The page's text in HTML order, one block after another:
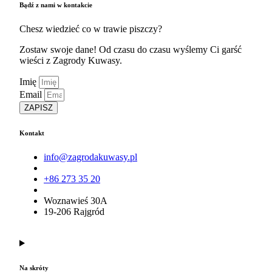
Bądź z nami w kontakcie
Chesz wiedzieć co w trawie piszczy?
Zostaw swoje dane! Od czasu do czasu wyślemy Ci garść
wieści z Zagrody Kuwasy.
Imię
Email
ZAPISZ
Kontakt
info@zagrodakuwasy.pl
+86 273 35 20
Woznawieś 30A
19-206 Rajgród
Na skróty